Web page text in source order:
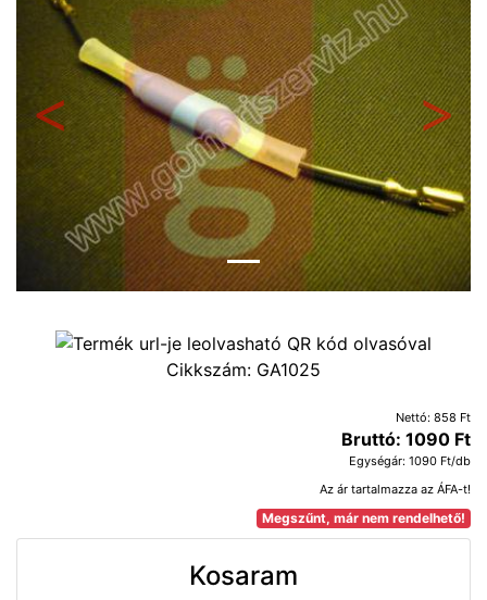
Előző
Cikkszám: GA1025
Nettó: 858 Ft
Bruttó: 1090 Ft
Egységár: 1090 Ft/db
Az ár tartalmazza az ÁFA-t!
Megszűnt, már nem rendelhető!
Kosaram